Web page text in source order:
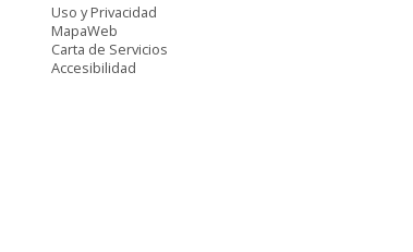
Uso y Privacidad
MapaWeb
Carta de Servicios
Accesibilidad